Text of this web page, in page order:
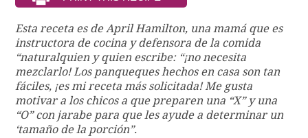
Esta receta es de April Hamilton, una mamá que es
instructora de cocina y defensora de la comida
“naturalquien y quien escribe: “¡no necesita
mezclarlo! Los panqueques hechos en casa son tan
fáciles, ¡es mi receta más solicitada! Me gusta
motivar a los chicos a que preparen una “X” y una
“O” con jarabe para que les ayude a determinar un
‘tamaño de la porción”.